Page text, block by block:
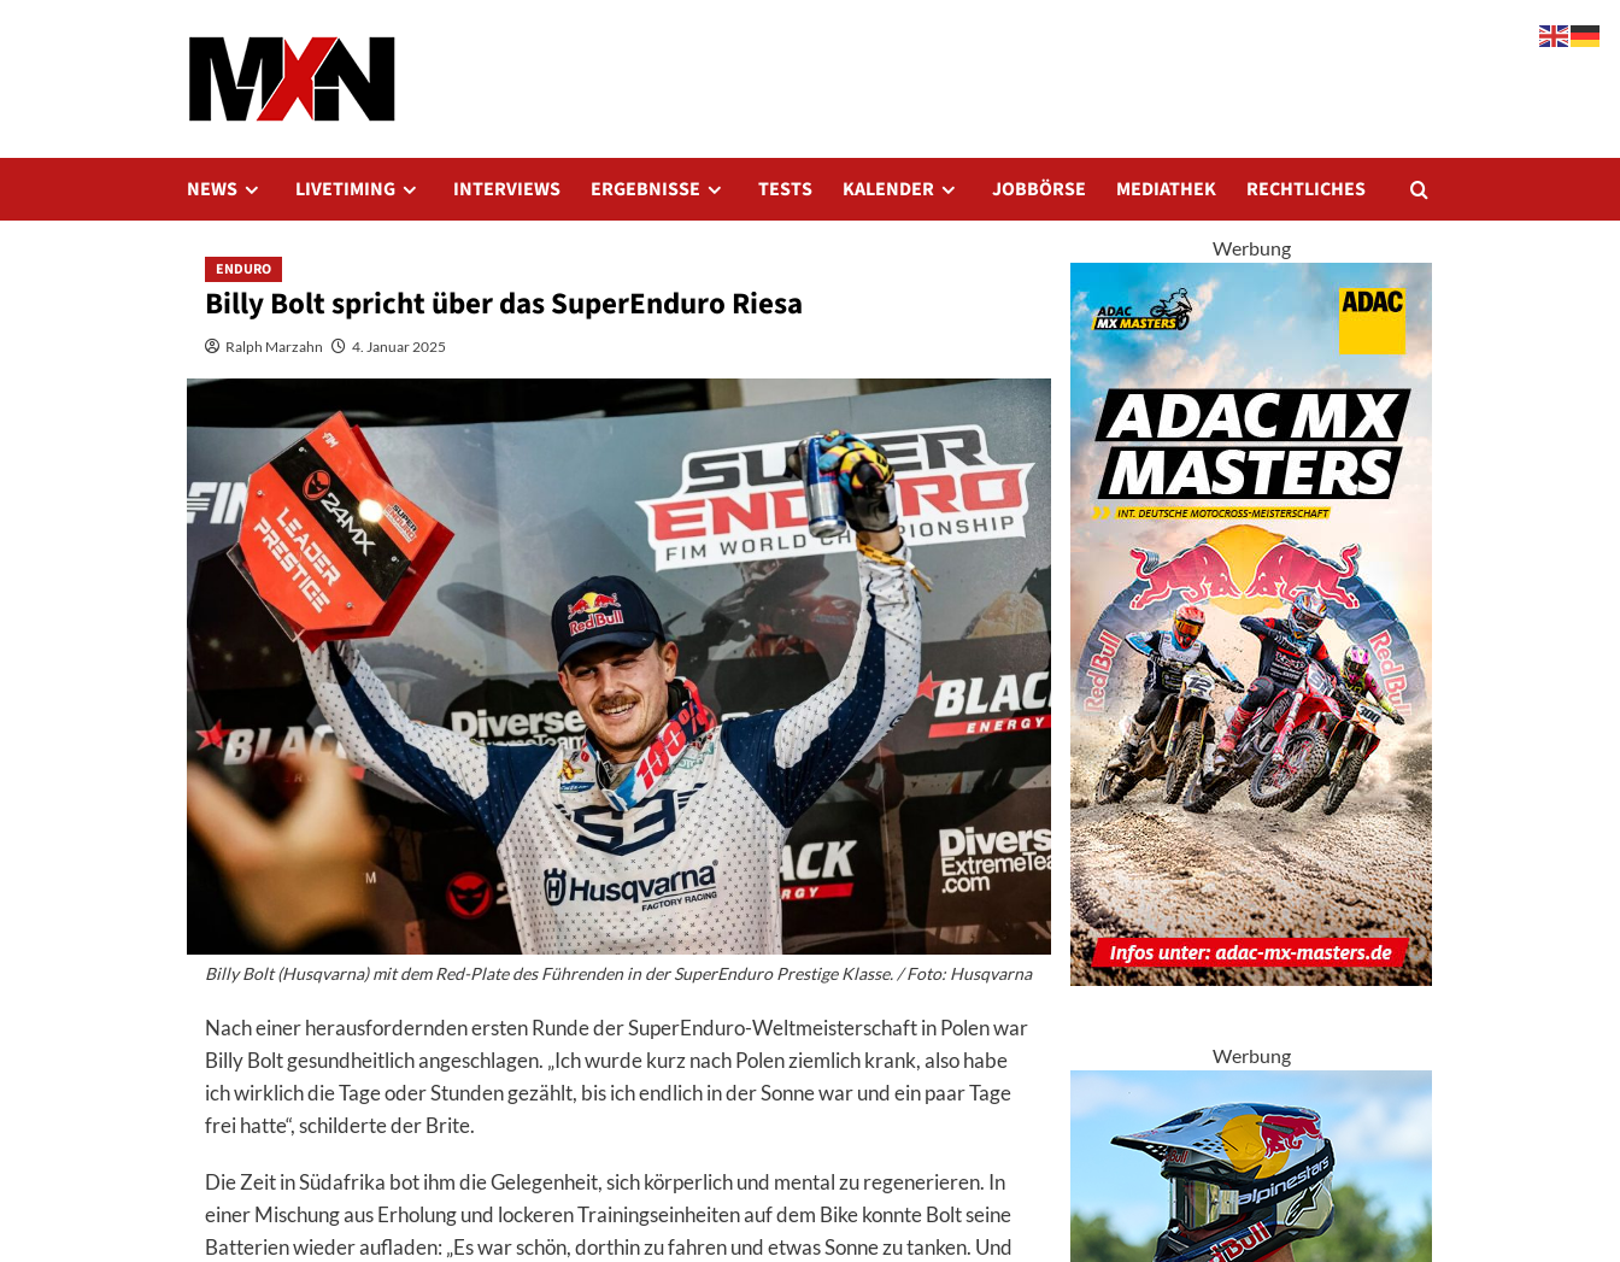
NEWS LIVETIMING INTERVIEWS ERGEBNISSE TESTS KALENDER JOBBÖRSE MEDIATHEK RECHTLICHES
ENDURO
Billy Bolt spricht über das SuperEnduro Riesa
Ralph Marzahn 4. Januar 2025
Billy Bolt (Husqvarna) mit dem Red-Plate des Führenden in der SuperEnduro Prestige Klasse. / Foto: Husqvarna
Nach einer herausfordernden ersten Runde der SuperEnduro-Weltmeisterschaft in Polen war
Billy Bolt gesundheitlich angeschlagen. „Ich wurde kurz nach Polen ziemlich krank, also habe
ich wirklich die Tage oder Stunden gezählt, bis ich endlich in der Sonne war und ein paar Tage
frei hatte“, schilderte der Brite.
Die Zeit in Südafrika bot ihm die Gelegenheit, sich körperlich und mental zu regenerieren. In
einer Mischung aus Erholung und lockeren Trainingseinheiten auf dem Bike konnte Bolt seine
Batterien wieder aufladen: „Es war schön, dorthin zu fahren und etwas Sonne zu tanken. Und
Werbung
Werbung